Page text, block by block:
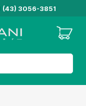
(43) 3056-3851